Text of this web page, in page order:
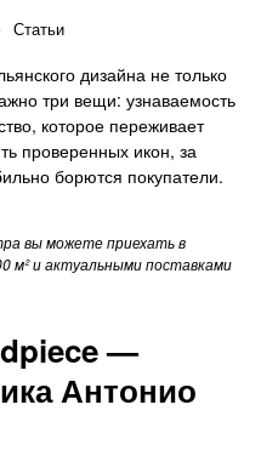
Статьи
дизайна не только
три вещи: узнаваемость
которое переживает
проверенных икон, за
борются покупатели.
вы можете приехать в
м² и актуальными поставками
—
Антонио